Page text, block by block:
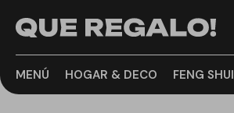
MENÚ HOGAR & DECO FENG SHUI